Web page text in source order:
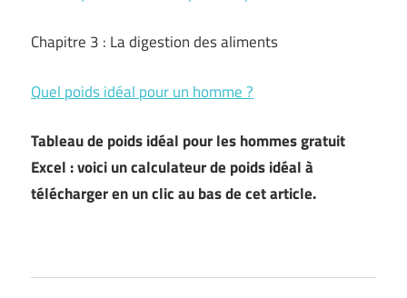
Chapitre 3 : La digestion des aliments
Quel poids idéal pour un homme ?
Tableau de poids idéal pour les hommes gratuit
Excel : voici un calculateur de poids idéal à
télécharger en un clic au bas de cet article.